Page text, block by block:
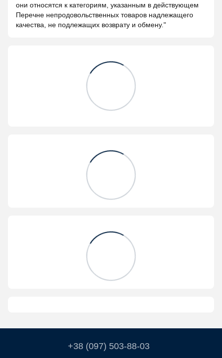
они относятся к категориям, указанным в действующем
Перечне непродовольственных товаров надлежащего
качества, не подлежащих возврату и обмену."
+38 (097) 503-88-03